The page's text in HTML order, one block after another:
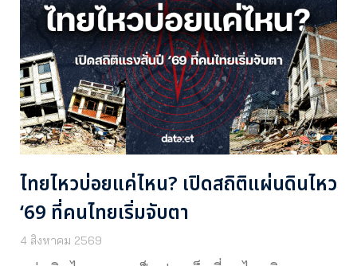
ไทยไหวบ่อยแค่ไหน? เปิดสถิติแผ่นดินไหว
‘69 ที่คนไทยเริ่มจับตา
4 สิงหาคม 2569